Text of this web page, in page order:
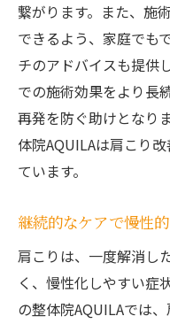
繋がります。また、施
できるよう、家庭でも
チのアドバイスも提供
での施術効果をより長
再発を防ぐ助けとなり
体院AQUILAは肩こり
ています。
継続的なケアで慢性
肩こりは、一度解消し
く、慢性化しやすい症
の整体院AQUILAでは